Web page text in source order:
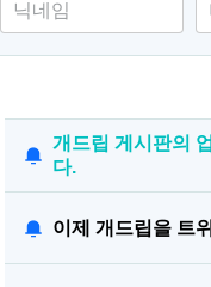
개드립 게시판의
다.
이제 개드립을 트